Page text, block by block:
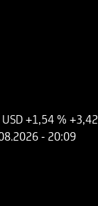
+1,54 %+3,42
- 20:09